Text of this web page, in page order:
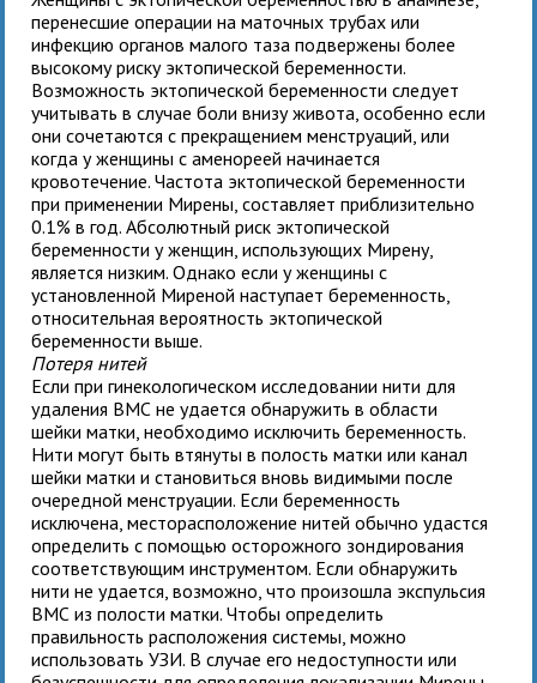
перенесшие операции на маточных трубах или
инфекцию органов малого таза подвержены более
высокому риску эктопической беременности.
Возможность эктопической беременности следует
учитывать в случае боли внизу живота, особенно если
они сочетаются с прекращением менструаций, или
когда у женщины с аменореей начинается
кровотечение. Частота эктопической беременности
при применении Мирены, составляет приблизительно
0.1% в год. Абсолютный риск эктопической
беременности у женщин, использующих Мирену,
является низким. Однако если у женщины с
установленной Миреной наступает беременность,
относительная вероятность эктопической
беременности выше.
Потеря нитей
Если при гинекологическом исследовании нити для
удаления ВМС не удается обнаружить в области
шейки матки, необходимо исключить беременность.
Нити могут быть втянуты в полость матки или канал
шейки матки и становиться вновь видимыми после
очередной менструации. Если беременность
исключена, месторасположение нитей обычно удастся
определить с помощью осторожного зондирования
соответствующим инструментом. Если обнаружить
нити не удается, возможно, что произошла экспульсия
ВМС из полости матки. Чтобы определить
правильность расположения системы, можно
использовать УЗИ. В случае его недоступности или